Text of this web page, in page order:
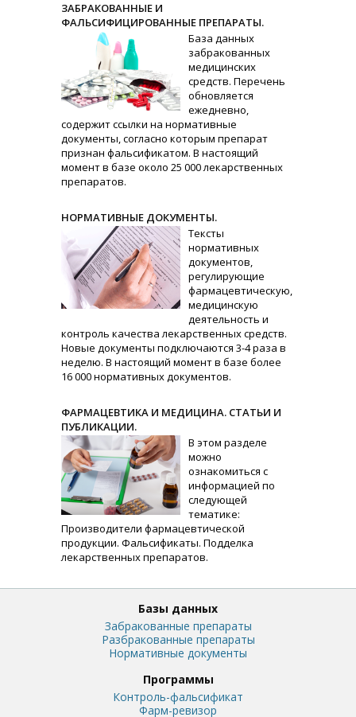
ЗАБРАКОВАННЫЕ И
ФАЛЬСИФИЦИРОВАННЫЕ ПРЕПАРАТЫ.
База данных
забракованных
медицинских
средств. Перечень
обновляется
ежедневно,
содержит ссылки на нормативные
документы, согласно которым препарат
признан фальсификатом. В настоящий
момент в базе около 25 000 лекарственных
препаратов.
НОРМАТИВНЫЕ ДОКУМЕНТЫ.
Тексты
нормативных
документов,
регулирующие
фармацевтическую,
медицинскую
деятельность и
контроль качества лекарственных средств.
Новые документы подключаются 3-4 раза в
неделю. В настоящий момент в базе более
16 000 нормативных документов.
ФАРМАЦЕВТИКА И МЕДИЦИНА. СТАТЬИ И
ПУБЛИКАЦИИ.
В этом разделе
можно
ознакомиться с
информацией по
следующей
тематике:
Производители фармацевтической
продукции. Фальсификаты. Подделка
лекарственных препаратов.
Базы данных
Забракованные препараты
Разбракованные препараты
Нормативные документы
Программы
Контроль-фальсификат
Фарм-ревизор